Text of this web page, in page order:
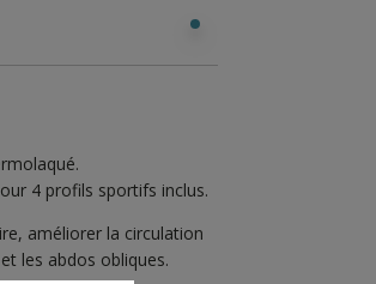
4 profils sportifs inclus.
améliorer la circulation
les abdos obliques.